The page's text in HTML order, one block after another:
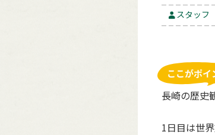
スタッフ
長崎の歴史
1日目は世